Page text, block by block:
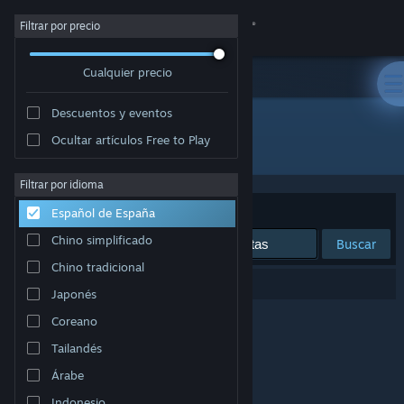
Iniciar sesión
Acerca de
Soporte
Cambiar idioma
Descargar Steam Mobile
Ver versión clásica
Filtrar por precio
Cualquier precio
Descuentos y eventos
Ocultar artículos Free to Play
Filtrar por idioma
Español de España
Chino simplificado
Chino tradicional
Japonés
Coreano
Tailandés
Árabe
Desarrollador: Wellness Mechanism
Ordenar por Relevancia
Buscar